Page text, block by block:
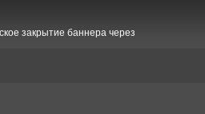
закрытие баннера через